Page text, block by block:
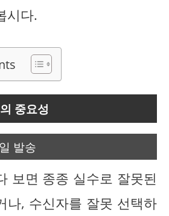
시다.
중요성
발송
보면 종종 실수로 잘못된
나, 수신자를 잘못 선택하